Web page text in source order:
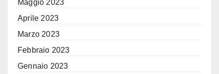
Maggio 2023
Aprile 2023
Marzo 2023
Febbraio 2023
Gennaio 2023